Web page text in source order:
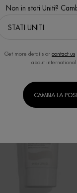
Non in stati Uniti?
Get more details or contact us
about international
CAMBIA LA